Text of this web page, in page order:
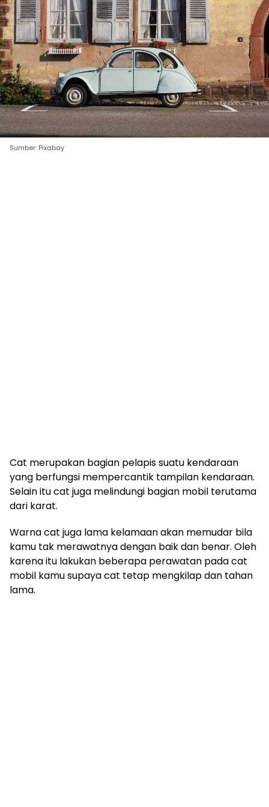
Sumber: Pixabay
Cat merupakan bagian pelapis suatu kendaraan
yang berfungsi mempercantik tampilan kendaraan.
Selain itu cat juga melindungi bagian mobil terutama
dari karat.
Warna cat juga lama kelamaan akan memudar bila
kamu tak merawatnya dengan baik dan benar. Oleh
karena itu lakukan beberapa perawatan pada cat
mobil kamu supaya cat tetap mengkilap dan tahan
lama.